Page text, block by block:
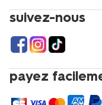
suivez-nous
payez